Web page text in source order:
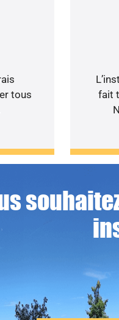
tous
fait